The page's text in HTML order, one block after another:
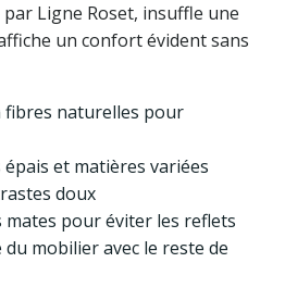
Ligne Roset, insuffle une
un confort évident sans
fibres naturelles pour
et matières variées
doux
mates pour éviter les reflets
mobilier avec le reste de